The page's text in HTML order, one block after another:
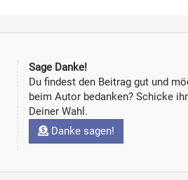
Sage Danke!
Du findest den Beitrag gut und
beim Autor bedanken? Schicke
Deiner Wahl.
Danke sagen!